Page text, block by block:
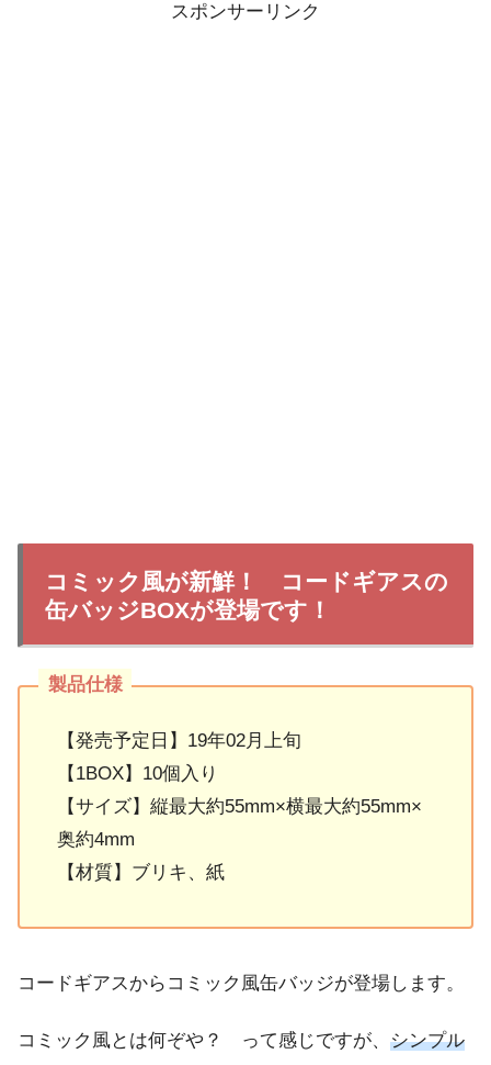
スポンサーリンク
コミック風が新鮮！ コードギアスの
缶バッジBOXが登場です！
【発売予定日】19年02月上旬
【1BOX】10個入り
【サイズ】縦最大約55mm×横最大約55mm×
奥約4mm
【材質】ブリキ、紙
コードギアスからコミック風缶バッジが登場します。
コミック風とは何ぞや？ って感じですが、 シンプル